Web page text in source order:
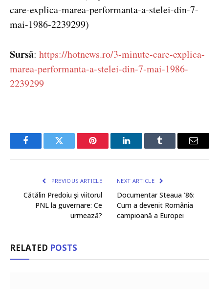
care-explica-marea-performanta-a-stelei-din-7-
mai-1986-2239299)
Sursă: https://hotnews.ro/3-minute-care-explica-
marea-performanta-a-stelei-din-7-mai-1986-
2239299
FacebookTwitter Pinterest LinkedInTumblr Email
PREVIOUS ARTICLE
Cătălin Predoiu și viitorul
PNL la guvernare: Ce
urmează?
NEXT ARTICLE
Documentar Steaua ’86:
Cum a devenit România
campioană a Europei
RELATED POSTS